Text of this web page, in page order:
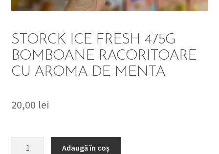
STORCK ICE FRESH 475G
BOMBOANE RACORITOARE
CU AROMA DE MENTA
20,00 lei
Adaugă în coș